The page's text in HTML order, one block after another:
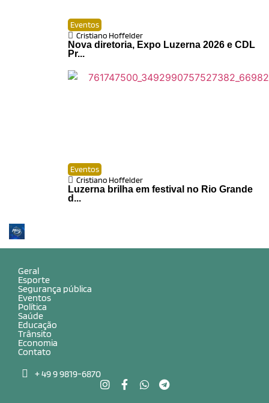
Eventos
Cristiano Hoffelder
Nova diretoria, Expo Luzerna 2026 e CDL
Pr...
Eventos
Cristiano Hoffelder
Luzerna brilha em festival no Rio Grande
d...
Geral
Esporte
Segurança pública
Eventos
Política
Saúde
Educação
Trânsito
Economia
Contato
+ 49 9 9819-6870